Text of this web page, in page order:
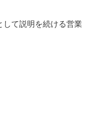
して説明を続ける営業